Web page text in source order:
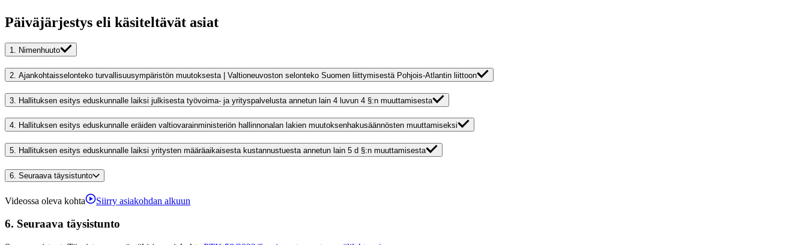
Päiväjärjestys eli käsiteltävät asiat
1. Nimenhuuto
2. Ajankohtaisselonteko turvallisuusympäristön muutoksesta | Valtioneuvoston selonteko Suomen liittymisestä Pohjois-Atlantin liittoon
3. Hallituksen esitys eduskunnalle laiksi julkisesta työvoima- ja yrityspalvelusta annetun lain 4 luvun 4 §:n muuttamisesta
4. Hallituksen esitys eduskunnalle eräiden valtiovarainministeriön hallinnonalan lakien muutoksenhakusäännösten muuttamiseksi
5. Hallituksen esitys eduskunnalle laiksi yritysten määräaikaisesta kustannustuesta annetun lain 5 d §:n muuttamisesta
6. Seuraava täysistunto
Videossa oleva kohta Siirry asiakohdan alkuun
6. Seuraava täysistunto